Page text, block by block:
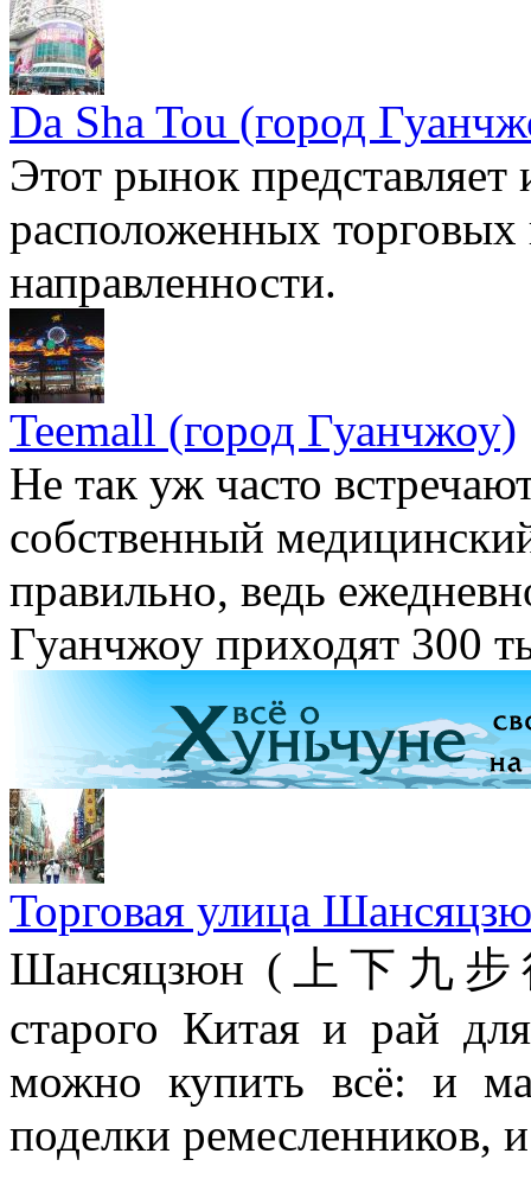
Da Sha Tou (город
Этот рынок представляет
расположенных торговых
направленности.
Teemall (город Гуанчжоу)
Не так уж часто
собственный
правильно, ведь
Гуанчжоу приходят 300
Торговая улица
Шансяцзюн (上下九步
старого Китая и рай
можно купить всё: и
поделки ремесленников,